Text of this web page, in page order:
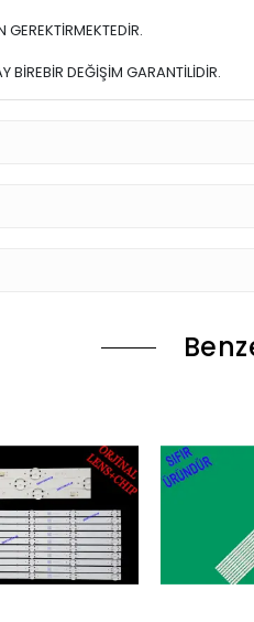
BİREBİR DEĞİŞİM GARANTİLİDİR.